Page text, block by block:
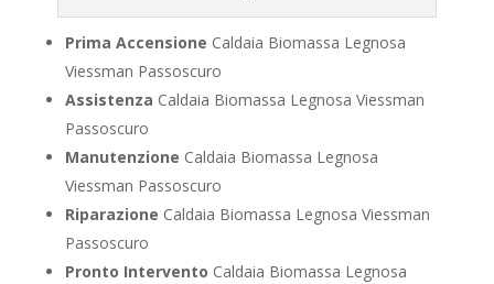
Prima Accensione Caldaia Biomassa Legnosa
Viessman Passoscuro
Assistenza Caldaia Biomassa Legnosa Viessman
Passoscuro
Manutenzione Caldaia Biomassa Legnosa
Viessman Passoscuro
Riparazione Caldaia Biomassa Legnosa Viessman
Passoscuro
Pronto Intervento Caldaia Biomassa Legnosa